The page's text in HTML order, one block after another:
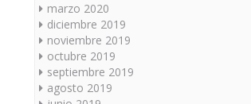
marzo 2020
diciembre 2019
noviembre 2019
octubre 2019
septiembre 2019
agosto 2019